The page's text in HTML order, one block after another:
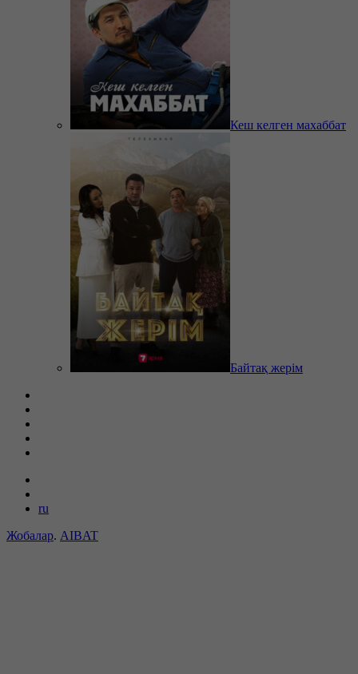
Кеш келген махаббат
Байтақ жерім
ru
Жобалар. AIBAT